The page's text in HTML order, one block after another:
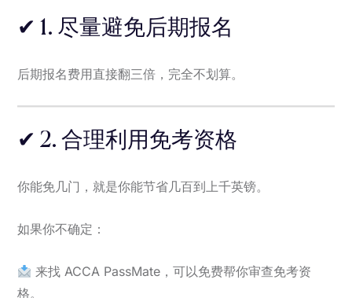
✔ 1. 尽量避免后期报名
后期报名费用直接翻三倍，完全不划算。
✔ 2. 合理利用免考资格
你能免几门，就是你能节省几百到上千英镑。
如果你不确定：
来找 ACCA PassMate，可以免费帮你审查免考资
格。